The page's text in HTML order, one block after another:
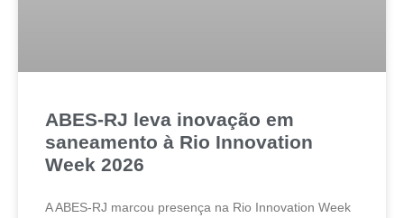
ABES-RJ leva inovação em
saneamento à Rio Innovation
Week 2026
A ABES-RJ marcou presença na Rio Innovation Week